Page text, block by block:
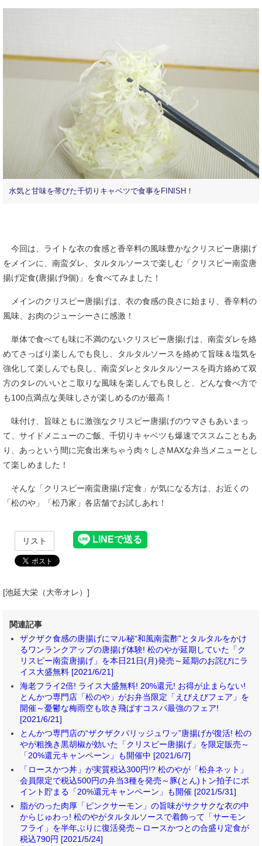
水気と甘味を帯びた千切りキャベツで食事をFINISH！
今回は、ライトな衣の食感と香辛料の風味豊かなクリスピー唐揚げ
をメインに、南蛮ダレ、タルタルソースで楽しむ「クリスピー南蛮唐
揚げ定食(唐揚げ9個)」を食べてみました！
メインのクリスピー唐揚げは、衣の食感の良さに始まり、香辛料の
風味、お肉のジューシーさに感激！
単体で食べても味に不満のないクリスピー唐揚げは、南蛮ダレを絡
めてさっぱり楽しんでも良し、タルタルソースを絡めて旨味＆塩気を
強化して楽しんでも良し、南蛮ダレとタルタルソースを両方絡めて双
方のタレのいいとこ取りな風味を楽しんでも良しと、どんな食べ方で
も100点満点な美味しさが楽しめるのが最高！
味付け、旨味ともに激強なクリスピー唐揚げのウマさもあいまっ
て、サイドメニューのご飯、千切りキャベツも爆速でススムこともあ
り、あっという間に完食出来ちゃう肉々しさMAXな弁当メニューとし
て楽しめました！
そんな「クリスピー南蛮唐揚げ定食」が気になる方は、お近くの
「松のや」「松乃家」各店舗でお試しあれ！
リスト
[池延大栄（大帝オレ）]
関連記事
ザクザク食感の唐揚げにマル秘“和風南蛮酢”とタルタルをかけ
るワンランクアップの唐揚げ体験! 松のやが延期していた「ク
リスピー南蛮唐揚げ」を本日21日(月)発売～延期のお詫びにラ
イス大盛無料 [2021/6/21]
海老フライ2倍! ライス大盛無料! 20%還元! お得が止まらない!
とんかつ専門店「松のや」がお弁当限定「えびえびフェア」を
開催～憂鬱な梅雨空も吹き飛ばすコスパ最強のフェア!
[2021/6/21]
とんかつ専門店の“ザクザクパリッジュワッ”唐揚げが復活! 松の
やが粗挽き黒胡椒が効いた「クリスピー唐揚げ」を限定販売～
「20%還元キャンペーン」も開催中 [2021/6/7]
「ロースかつ丼」が実質税込300円!? 松のやが「松弁ネット」
会員限定で税込500円の弁当3種を発売～豚(とん)トン拍子にポ
イント貯まる「20%還元キャンペーン」も開催 [2021/5/31]
脂がのった肉厚「ピンクサーモン」の旨味がサクサクな衣の中
からじゅわっ! 松のやがタルタルソースで着飾って「サーモン
フライ」を半年ぶりに復活発売～ロースかつとの合盛り定食が
税込790円 [2021/5/24]